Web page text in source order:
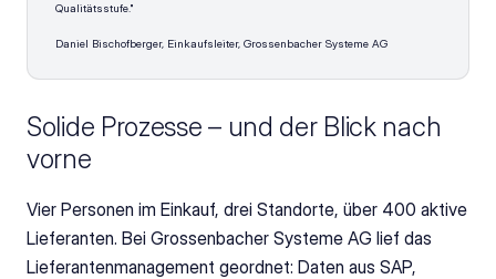
Qualitätsstufe."
Daniel Bischofberger, Einkaufsleiter, Grossenbacher Systeme AG
Solide Prozesse – und der Blick nach
vorne
Vier Personen im Einkauf, drei Standorte, über 400 aktive
Lieferanten. Bei Grossenbacher Systeme AG lief das
Lieferantenmanagement geordnet: Daten aus SAP,